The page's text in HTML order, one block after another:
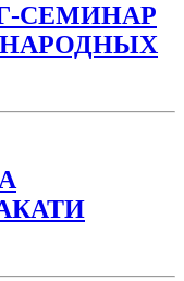
СЕМИНАР